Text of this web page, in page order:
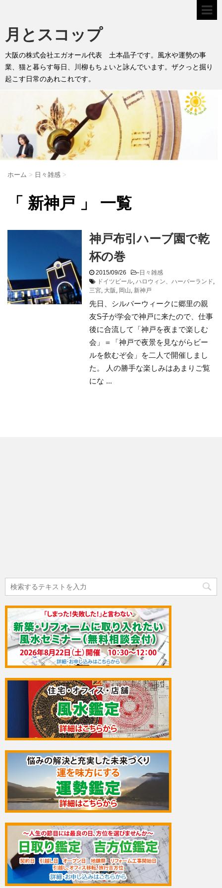
月とスコップ
大阪の株式会社エガオール代表 土本晶子です。風水や運勢の事
業、猫と暮らす毎日、川柳もちょいと詠んでいます。ザクっと掘り
起こす日常のあれこれです。
ホーム > 日々雑感 >
「 新神戸 」 一覧
神戸布引ハーブ園で乾
杯の巻
2015/09/26 -日々雑感
ドイツビール, ハロウィン、ハーバーランド,
三宮, 大阪 , 岡山, 新神戸
先日、シルバーウィークに郷里の親
友S子が学会で神戸に来たので、仕事
後に合流して「神戸を夜まで楽しむ
会」＝「神戸で夜景を見ながらビー
ルを飲むぞ会」を二人で開催しまし
た。 人の勝手な楽しみはあまりご覧
にな ...